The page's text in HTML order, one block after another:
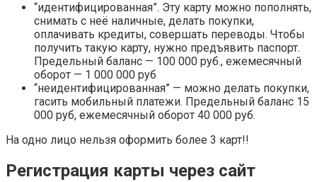
“идентифицированная”. Эту карту можно пополнять,
снимать с неё наличные, делать покупки,
оплачивать кредиты, совершать переводы. Чтобы
получить такую карту, нужно предъявить паспорт.
Предельный баланс — 100 000 руб., ежемесячный
оборот — 1 000 000 руб
“неидентифицированная” — можно делать покупки,
гасить мобильный платежи. Предельный баланс 15
000 руб, ежемесячный оборот 40 000 руб.
На одно лицо нельзя оформить более 3 карт!!
Регистрация карты через сайт